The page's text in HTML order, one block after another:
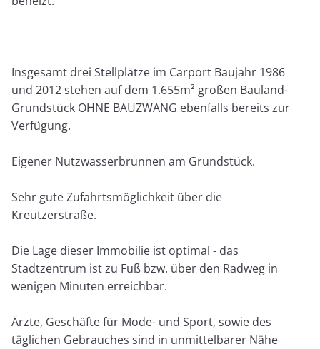
Insgesamt drei Stellplätze im Carport Baujahr 1986
und 2012 stehen auf dem 1.655m² großen Bauland-
Grundstück OHNE BAUZWANG ebenfalls bereits zur
Verfügung.
Eigener Nutzwasserbrunnen am Grundstück.
Sehr gute Zufahrtsmöglichkeit über die
Kreutzerstraße.
Die Lage dieser Immobilie ist optimal - das
Stadtzentrum ist zu Fuß bzw. über den Radweg in
wenigen Minuten erreichbar.
Ärzte, Geschäfte für Mode- und Sport, sowie des
täglichen Gebrauches sind in unmittelbarer Nähe